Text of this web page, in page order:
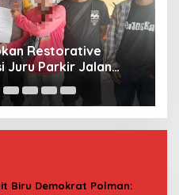
dan Jeritan Pedagang
Saat Harga Melonjak
Biru Demokrat Polman: